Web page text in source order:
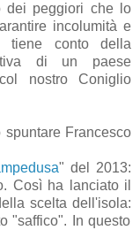
peggiori che lo
incolumità e
tiene conto della
di un paese
nostro Coniglio
Francesco
" del 2013:
Così ha lanciato il
scelta dell'isola:
"saffico". In questo